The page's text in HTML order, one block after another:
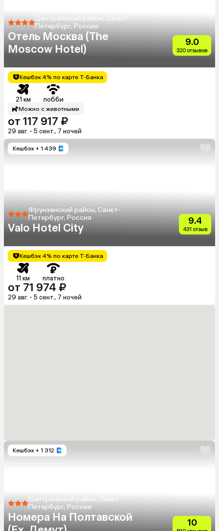
Центральный район, Санкт-
Петербург, Россия
Отель Москва (The
Moscow Hotel)
9.0
320 отзывов
Кешбэк 4% по карте Т-Банка
21 км лобби
Можно с животными
от 117 917 ₽
29 авг. - 5 сент., 7 ночей
Кешбэк + 1 439
Фрунзенский район, Санкт-
Петербург, Россия
Valo Hotel City
9.4
431 отзыв
Кешбэк 4% по карте Т-Банка
11 км платно
от 71 974 ₽
29 авг. - 5 сент., 7 ночей
Кешбэк + 1 312
Центральный район, Санкт-
Петербург, Россия
Номера На Полтавской
10